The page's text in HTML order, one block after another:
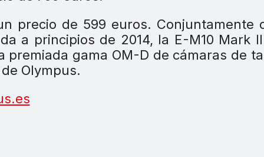
precio de 599 euros. Conjuntamente
a principios de 2014, la E-M10 Mark
gama OM-D de cámaras de
Olympus.